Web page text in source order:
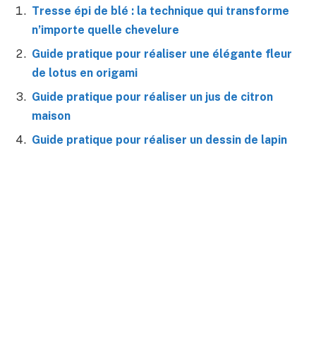
Tresse épi de blé : la technique qui transforme
n’importe quelle chevelure
Guide pratique pour réaliser une élégante fleur
de lotus en origami
Guide pratique pour réaliser un jus de citron
maison
Guide pratique pour réaliser un dessin de lapin